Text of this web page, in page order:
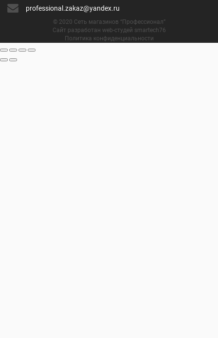
professional.zakaz@yandex.ru
© 2020 Сеть магазинов “Профессионал”
Сайт разработан web-студей smartech76
Политика конфиденциальности